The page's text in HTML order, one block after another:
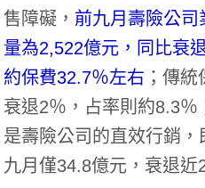
售障礙， 前九月壽險公
量為2,522億元，同比衰
約保費32.7％左右 ；傳
衰退2％，占率則約8.3
是壽險公司的直效行銷
九月僅34.8億元，衰退近